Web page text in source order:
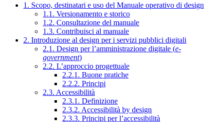
1. Scopo, destinatari e uso del Manuale operativo di design
1.1. Versionamento e storico
1.2. Consultazione del manuale
1.3. Contribuisci al manuale
2. Introduzione al design per i servizi pubblici digitali
2.1. Design per l’amministrazione digitale (e-
government)
2.2. L’approccio progettuale
2.2.1. Buone pratiche
2.2.2. Principi
2.3. Accessibilità
2.3.1. Definizione
2.3.2. Accessibilità by design
2.3.3. Principi per l’accessibilità